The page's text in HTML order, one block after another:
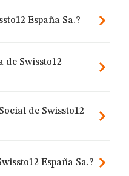
España Sa.?
Swissto12
de Swissto12
España Sa.?